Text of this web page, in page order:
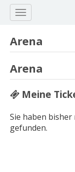
Arena
Arena
Meine
Sie haben
gefunden.